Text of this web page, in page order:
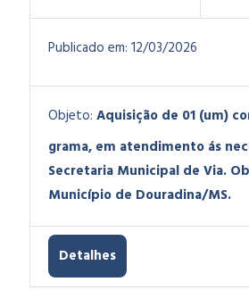
Publicado em: 12/03/2026
Objeto: Aquisição de 01 (um)
grama, em atendimento ás
Secretaria Municipal de Via.
Município de Douradina/MS.
Detalhes